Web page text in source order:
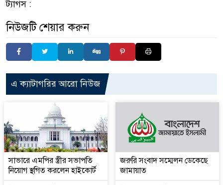
ট্যাগস :
নিউজটি শেয়ার করুন
এ ক্যাটাগরির আরো নিউজ
সাভারে এমপির স্ত্রীর সভাপতি
নিয়োগ স্থগিত করলেন হাইকোর্ট
জরুরি সংবাদ সম্মেলন ডেকেছে
জামায়াত